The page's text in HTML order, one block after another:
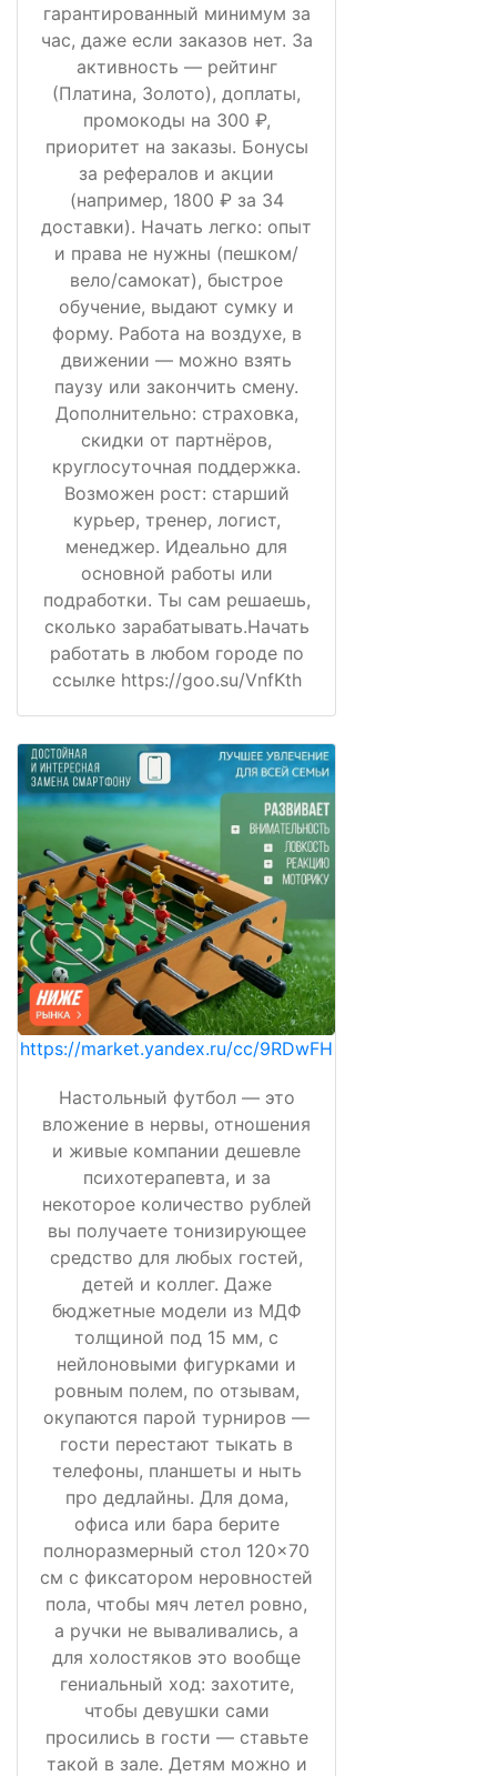
гарантированный минимум за
час, даже если заказов нет. За
активность — рейтинг
(Платина, Золото), доплаты,
промокоды на 300 ₽,
приоритет на заказы. Бонусы
за рефералов и акции
(например, 1800 ₽ за 34
доставки). Начать легко: опыт
и права не нужны (пешком/
вело/самокат), быстрое
обучение, выдают сумку и
форму. Работа на воздухе, в
движении — можно взять
паузу или закончить смену.
Дополнительно: страховка,
скидки от партнёров,
круглосуточная поддержка.
Возможен рост: старший
курьер, тренер, логист,
менеджер. Идеально для
основной работы или
подработки. Ты сам решаешь,
сколько зарабатывать.Начать
работать в любом городе по
ссылке https://goo.su/VnfKth
https://market.yandex.ru/cc/9RDwFH
Настольный футбол — это
вложение в нервы, отношения
и живые компании дешевле
психотерапевта, и за
некоторое количество рублей
вы получаете тонизирующее
средство для любых гостей,
детей и коллег. Даже
бюджетные модели из МДФ
толщиной под 15 мм, с
нейлоновыми фигурками и
ровным полем, по отзывам,
окупаются парой турниров —
гости перестают тыкать в
телефоны, планшеты и ныть
про дедлайны. Для дома,
офиса или бара берите
полноразмерный стол 120×70
см с фиксатором неровностей
пола, чтобы мяч летел ровно,
а ручки не вываливались, а
для холостяков это вообще
гениальный ход: захотите,
чтобы девушки сами
просились в гости — ставьте
такой в зале. Детям можно и